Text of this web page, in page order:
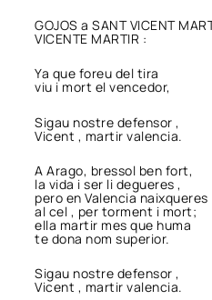
GOJOS a SANT VICENT
VICENTE MARTIR :
Ya que foreu del tira
viu i mort el vencedor,
Sigau nostre defensor ,
Vicent , martir valencia.
A Arago, bressol ben fort,
la vida i ser li degueres ,
pero en Valencia naixqueres
al cel , per torment i mort;
ella martir mes que huma
te dona nom superior.
Sigau nostre defensor ,
Vicent , martir valencia.